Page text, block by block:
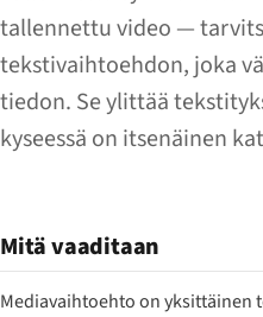
tallennettu video —
tekstivaihtoehdon, joka
tiedon. Se ylittää
kyseessä on itsenäinen
Mitä vaaditaan
Mediavaihtoehto on yksittäinen